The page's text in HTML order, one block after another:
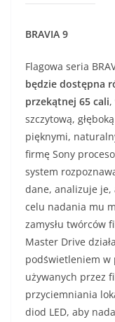
BRAVIA 9
Flagowa seria
będzie dostępna
przekątnej 65 cali
szczytową,
pięknymi,
firmę Sony
system
dane, analizuje
celu nadania mu
zamysłu twórców
Master Drive
podświetleniem w
używanych przez
przyciemniania
diod LED, aby